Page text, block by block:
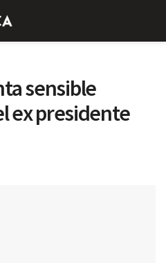
sensible
ex presidente